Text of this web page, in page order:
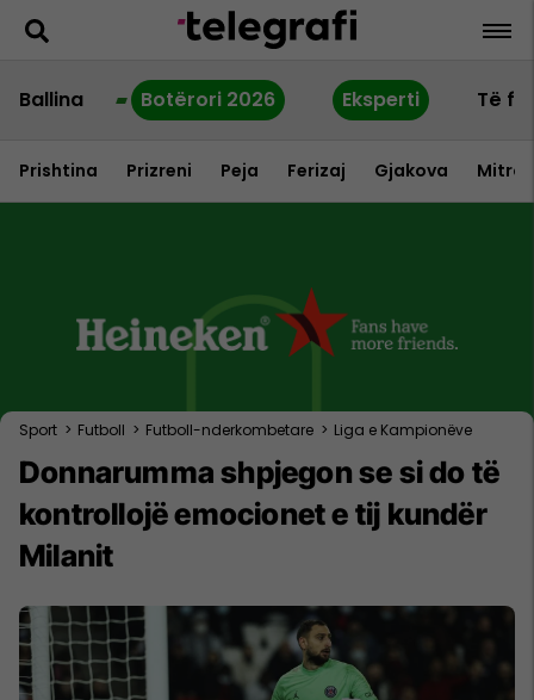
Ballina Botërori 2026 Eksperti Të
Prishtina Prizreni Peja Ferizaj Gjakova
Sport > Futboll > Futboll-nderkombetare > Liga e Kampionëve
Donnarumma shpjegon se si do të
kontrollojë emocionet e tij kundër
Milanit